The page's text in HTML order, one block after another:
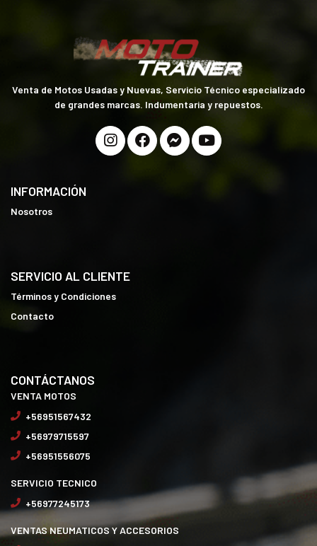
Venta de Motos Usadas y Nuevas, Servicio Técnico especializado
de grandes marcas. Indumentaria y repuestos.
INFORMACIÓN
Nosotros
SERVICIO AL CLIENTE
Términos y Condiciones
Contacto
CONTÁCTANOS
VENTA MOTOS
+56951567432
+56979715597
+56951556075
SERVICIO TECNICO
+56977245173
VENTAS NEUMATICOS Y ACCESORIOS